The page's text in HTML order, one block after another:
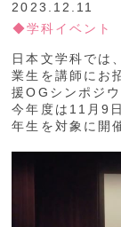
2023.12.11
学科イベント
日本文学科では
業生を講師にお
援OGシンポジ
今年度は11月9
年生を対象に開